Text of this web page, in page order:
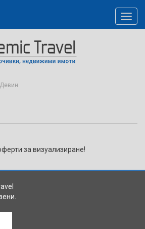
Девин
за визуализиране!